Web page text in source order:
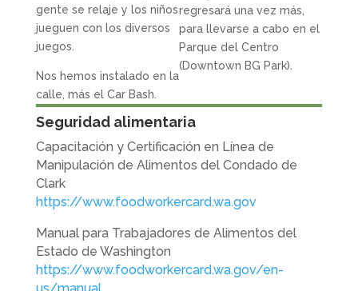
gente se relaje y los niños
jueguen con los diversos
juegos.
Nos hemos instalado en la
calle, más el Car Bash.
regresará una vez más,
para llevarse a cabo en el
Parque del Centro
(Downtown BG Park).
Seguridad alimentaria
Capacitación y Certificación en Línea de
Manipulación de Alimentos del Condado de
Clark
https://www.foodworkercard.wa.gov
Manual para Trabajadores de Alimentos del
Estado de Washington
https://www.foodworkercard.wa.gov/en-